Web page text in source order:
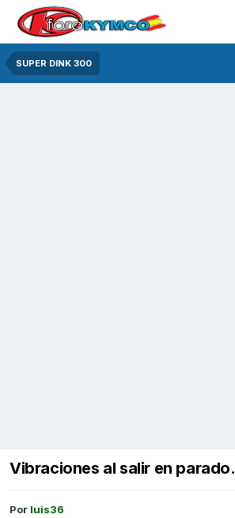
SUPER DINK 300
Vibraciones al salir en parado.
Por luis36